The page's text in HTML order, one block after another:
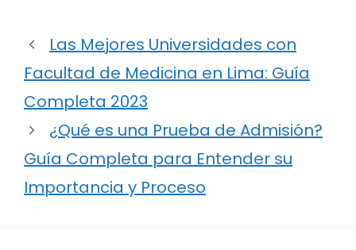
Las Mejores Universidades con
Facultad de Medicina en Lima: Guía
Completa 2023
¿Qué es una Prueba de Admisión?
Guía Completa para Entender su
Importancia y Proceso